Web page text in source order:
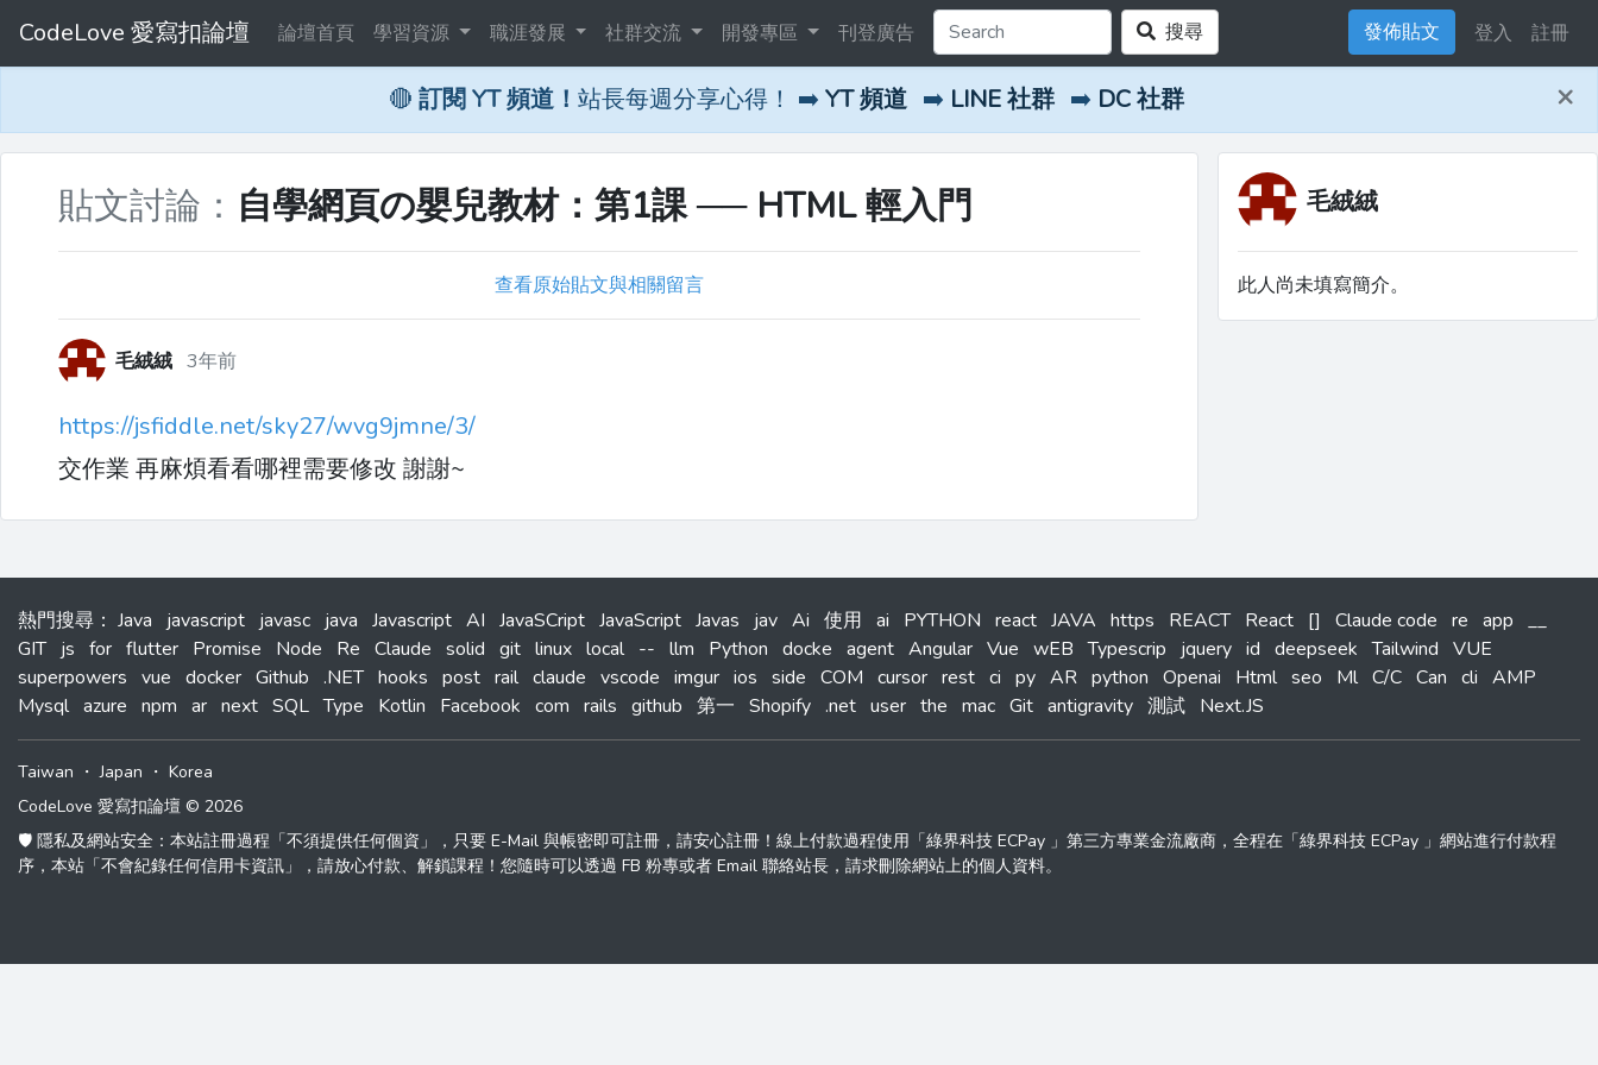
CodeLove 愛寫扣論壇 論壇首頁 學習資源 職涯發展 社群交流 開發專區 刊登廣告 搜尋 發佈貼文 登入 註冊
🔴 訂閱 YT 頻道！ 站長每週分享心得！ ➡️ YT 頻道 ➡️ LINE 社群 ➡️ DC 社群 ×
貼文討論： 自學網頁の嬰兒教材：第1課 ── HTML 輕入門
查看原始貼文與相關留言
毛絨絨 3年前
https://jsfiddle.net/sky27/wvg9jmne/3/
交作業 再麻煩看看哪裡需要修改 謝謝~
毛絨絨
此人尚未填寫簡介。
熱門搜尋 ： Java javascript javasc java Javascript AI JavaSCript JavaScript Javas jav Ai 使用 ai PYTHON react JAVA https REACT React [] Claude code re app __
GIT js for flutter Promise Node Re Claude solid git linux local -- llm Python docke agent Angular Vue wEB Typescrip jquery id deepseek Tailwind VUE
superpowers vue docker Github .NET hooks post rail claude vscode imgur ios side COM cursor rest ci py AR python Openai Html seo Ml C/C Can cli AMP
Mysql azure npm ar next SQL Type Kotlin Facebook com rails github 第一 Shopify .net user the mac Git antigravity 測試 Next.JS
Taiwan ・Japan ・ Korea
CodeLove 愛寫扣論壇 © 2026
🛡️ 隱私及網站安全：本站註冊過程「不須提供任何個資」，只要 E-Mail 與帳密即可註冊，請安心註冊！線上付款過程使用「綠界科技 ECPay 」第三方專業金流廠商，全程在「綠界科技 ECPay 」網站進行付款程
序，本站「不會紀錄任何信用卡資訊」，請放心付款、解鎖課程！您隨時可以透過 FB 粉專或者 Email 聯絡站長，請求刪除網站上的個人資料。